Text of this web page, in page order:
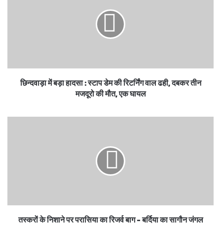
छिन्दवाड़ा में बड़ा हादसा : स्टाप डेम की रिटर्निंग वाल ढही, दबकर तीन
मजदूरो की मौत, एक घायल
तस्करों के निशाने पर परासिया का रिजर्व बाग - बर्दिया का सागौन जंगल